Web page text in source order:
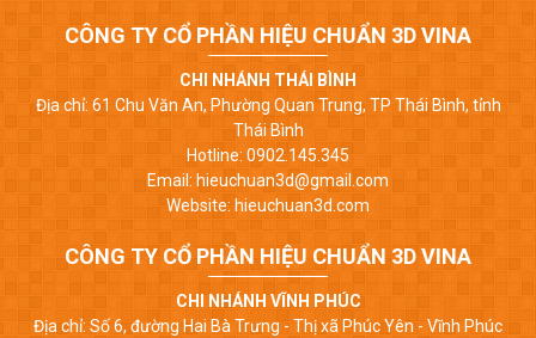
CÔNG TY CỔ PHẦN HIỆU CHUẨN 3D VINA
CHI NHÁNH THÁI BÌNH
Địa chỉ: 61 Chu Văn An, Phường Quan Trung, TP Thái Bình, tỉnh
Thái Bình
Hotline: 0902.145.345
Email: hieuchuan3d@gmail.com
Website: hieuchuan3d.com
CÔNG TY CỔ PHẦN HIỆU CHUẨN 3D VINA
CHI NHÁNH VĨNH PHÚC
Địa chỉ: Số 6, đường Hai Bà Trưng - Thị xã Phúc Yên - Vĩnh Phúc